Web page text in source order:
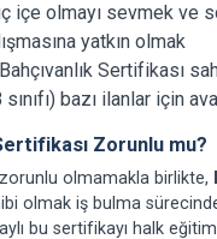
içe olmayı sevmek ve
yatkın olmak
Sertifikası
bazı ilanlar için
Zorunlu mu?
zorunlu olmamakla birlikte,
olmak iş bulma
bu sertifikayı halk